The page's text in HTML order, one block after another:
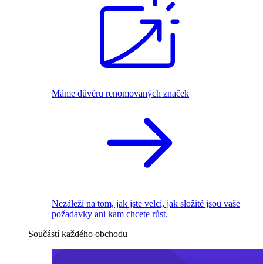
Máme důvěru renomovaných značek
Nezáleží na tom, jak jste velcí, jak složité jsou vaše
požadavky ani kam chcete růst.
Součástí každého obchodu